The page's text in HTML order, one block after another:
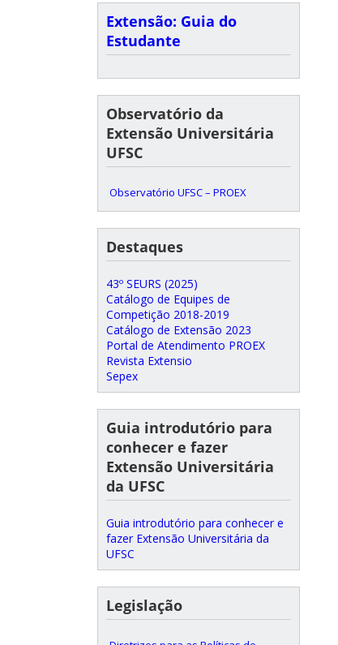
Extensão: Guia do
Estudante
Observatório da
Extensão Universitária
UFSC
Observatório UFSC – PROEX
Destaques
43º SEURS (2025)
Catálogo de Equipes de
Competição 2018-2019
Catálogo de Extensão 2023
Portal de Atendimento PROEX
Revista Extensio
Sepex
Guia introdutório para
conhecer e fazer
Extensão Universitária
da UFSC
Guia introdutório para conhecer e
fazer Extensão Universitária da
UFSC
Legislação